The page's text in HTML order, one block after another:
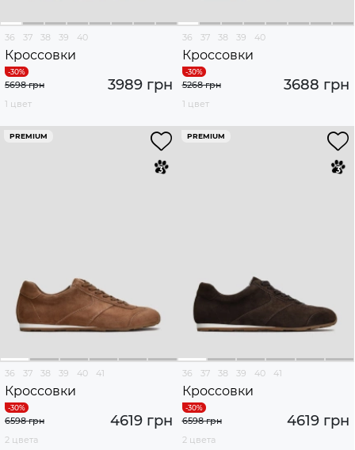
36 37 38 39 40
Кроссовки
3989 грн
5698 грн
1 цвет
36 37 38 39 40
Кроссовки
3688 грн
5268 грн
1 цвет
PREMIUM
36 37 38 39 40 41
Кроссовки
4619 грн
6598 грн
2 цвета
PREMIUM
36 37 38 39 40 41
Кроссовки
4619 грн
6598 грн
2 цвета